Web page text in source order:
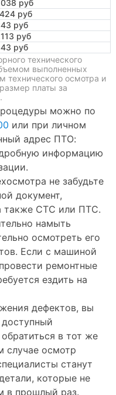
руб
руб
руб
руб
руб
технического
выполненных
технического осмотра и
платы за
можно по
или при личном
адрес ПТО:
информацию
не забудьте
документ,
также СТС или ПТС.
намыть
осмотреть его
Если с машиной
ремонтные
ездить на
дефектов, вы
в тот же
случае осмотр
станут
которые не
в прошлый раз.